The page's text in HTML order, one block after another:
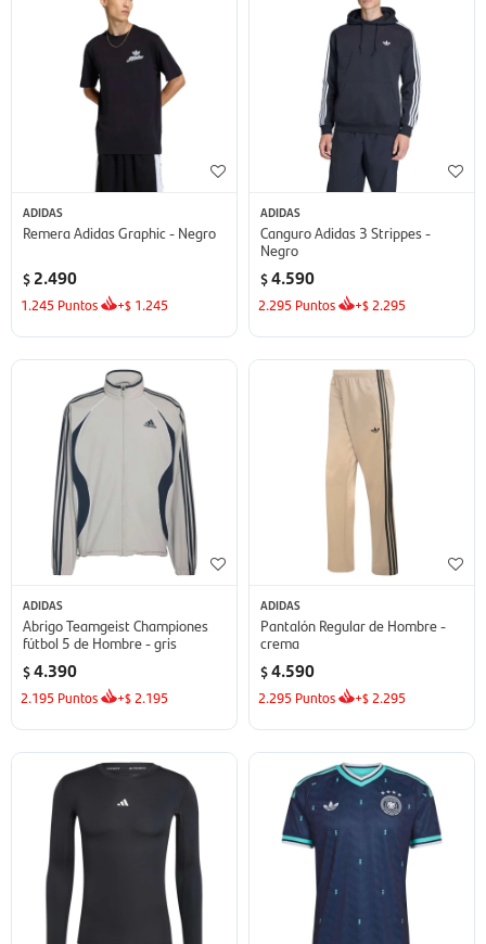
ADIDAS
Remera Adidas Graphic - Negro
$ 2.490
1.245 Puntos +$ 1.245
ADIDAS
Canguro Adidas 3 Strippes -
Negro
$4.590
2.295 Puntos +$ 2.295
ADIDAS
Abrigo Teamgeist Championes
fútbol 5 de Hombre - gris
$4.390
2.195 Puntos +$ 2.195
ADIDAS
Pantalón Regular de Hombre -
crema
$4.590
2.295 Puntos +$ 2.295